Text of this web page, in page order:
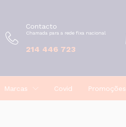
Contacto
Chamada para a rede fixa nacional
214 446 723
Marcas Covid Promoções